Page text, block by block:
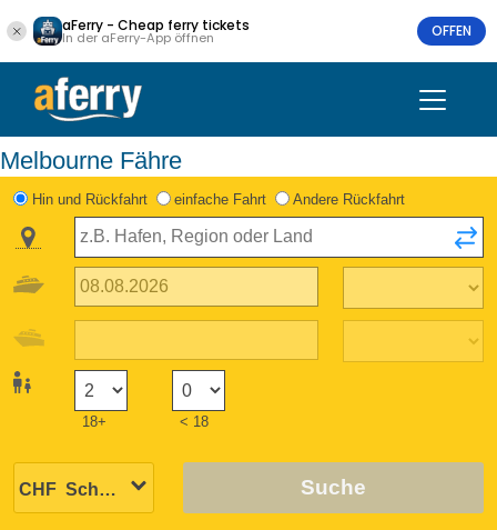
aFerry - Cheap ferry tickets
In der aFerry-App öffnen OFFEN
Melbourne Fähre
Hin und Rückfahrt einfache Fahrt Andere Rückfahrt
18+ < 18
Suche